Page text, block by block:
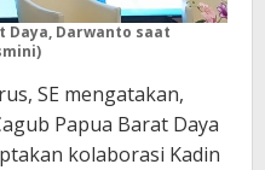
Daya, Darwanto saat
SE mengatakan,
Papua Barat Daya
kolaborasi Kadin